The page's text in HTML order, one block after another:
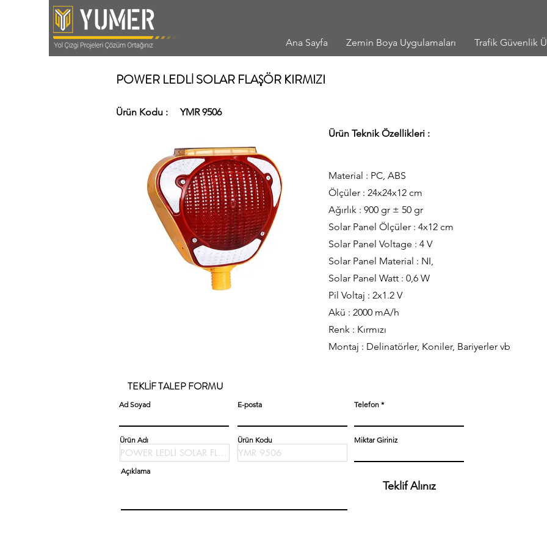
Ana Sayfa Zemin Boya Uygulamaları Trafik Güvenlik
POWER LEDLİ SOLAR FLAŞÖR KIRMIZI
Ürün Kodu :
YMR 9506
Ürün Teknik Özellikleri :
Material : PC, ABS
Ölçüler : 24x24x12 cm
Ağırlık : 900 gr ± 50 gr
Solar Panel Ölçüler : 4x12 cm
Solar Panel Voltage : 4 V
Solar Panel Material : NI,
Solar Panel Watt : 0,6 W
Pil Voltaj : 2x1.2 V
Akü : 2000 mA/h
Renk : Kırmızı
Montaj : Delinatörler, Koniler, Bariyerler vb
TEKLİF TALEP FORMU
Ad Soyad E-posta Telefon
Ürün Adı Ürün Kodu Miktar Giriniz
Açıklama
Teklif Alınız